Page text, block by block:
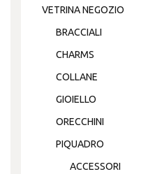
VETRINA NEGOZIO
BRACCIALI
CHARMS
COLLANE
GIOIELLO
ORECCHINI
PIQUADRO
ACCESSORI